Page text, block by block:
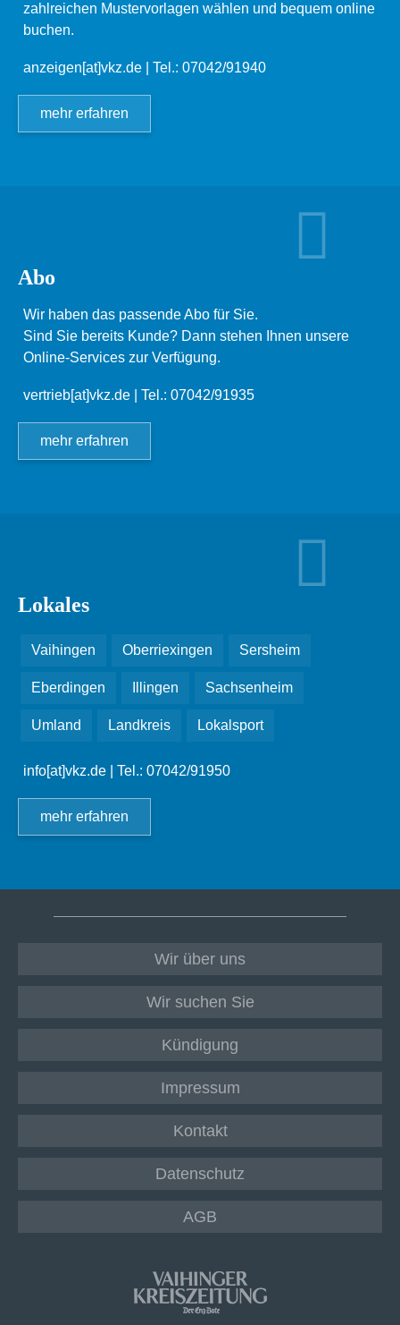
zahlreichen Mustervorlagen wählen und bequem online
buchen.
anzeigen[at]vkz.de | Tel.: 07042/91940
mehr erfahren
Abo
Wir haben das passende Abo für Sie.
Sind Sie bereits Kunde? Dann stehen Ihnen unsere
Online-Services zur Verfügung.
vertrieb[at]vkz.de | Tel.: 07042/91935
mehr erfahren
Lokales
Vaihingen Oberriexingen Sersheim
Eberdingen Illingen Sachsenheim
Umland Landkreis Lokalsport
info[at]vkz.de | Tel.: 07042/91950
mehr erfahren
Wir über uns
Wir suchen Sie
Kündigung
Impressum
Kontakt
Datenschutz
AGB